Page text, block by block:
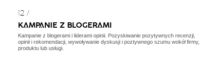
12 /
KAMPANIE Z BLOGERAMI
Kampanie z blogerami i liderami opinii. Pozyskiwanie pozytywnych recenzji,
opinii i rekomendacji, wywoływanie dyskusji i poztywnego szumu wokół firmy,
produktu lub usługi.